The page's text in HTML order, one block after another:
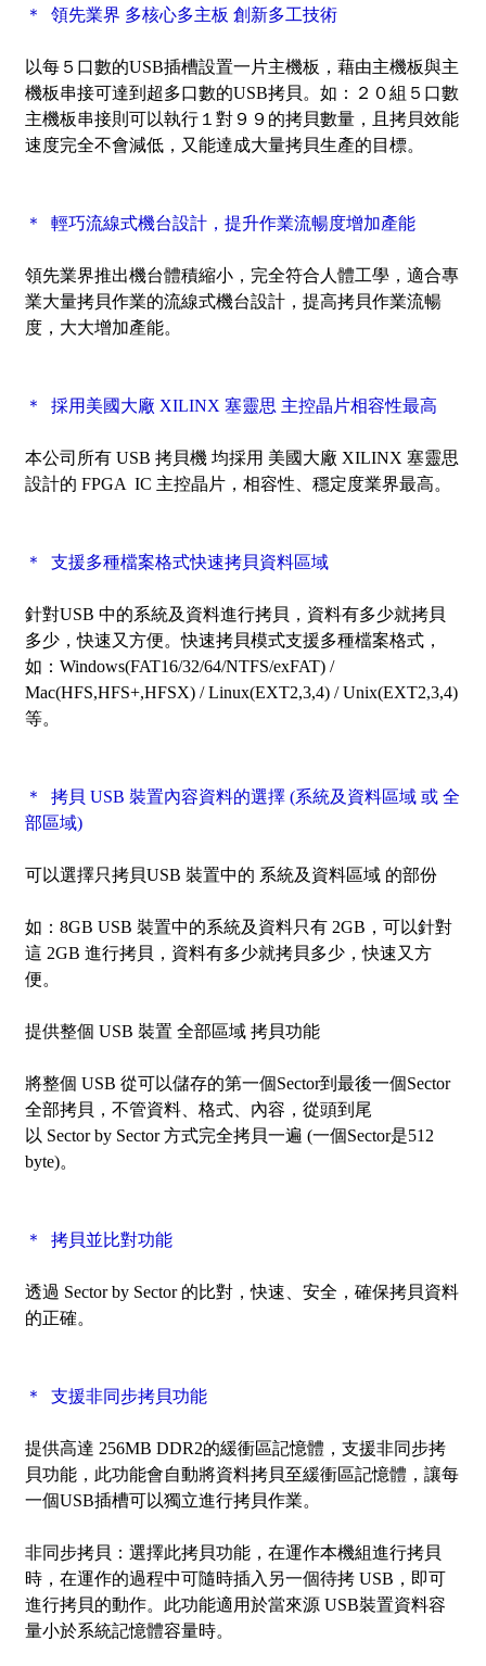
＊ 領先業界 多核心多主板 創新多工技術
以每５口數的USB插槽設置一片主機板，藉由主機板與主
機板串接可達到超多口數的USB拷貝。如：２０組５口數
主機板串接則可以執行１對９９的拷貝數量，且拷貝效能
速度完全不會減低，又能達成大量拷貝生產的目標。
＊ 輕巧流線式機台設計，提升作業流暢度增加產能
領先業界推出機台體積縮小，完全符合人體工學，適合專
業大量拷貝作業的流線式機台設計，提高拷貝作業流暢
度，大大增加產能。
＊ 採用美國大廠 XILINX 塞靈思 主控晶片相容性最高
本公司所有 USB 拷貝機 均採用 美國大廠 XILINX 塞靈思
設計的 FPGA IC 主控晶片，相容性、穩定度業界最高。
＊ 支援多種檔案格式快速拷貝資料區域
針對USB 中的系統及資料進行拷貝，資料有多少就拷貝
多少，快速又方便。快速拷貝模式支援多種檔案格式，
如：Windows(FAT16/32/64/NTFS/exFAT) /
Mac(HFS,HFS+,HFSX) / Linux(EXT2,3,4) / Unix(EXT2,3,4)
等。
＊ 拷貝 USB 裝置內容資料的選擇 (系統及資料區域 或 全
部區域)
可以選擇只拷貝USB 裝置中的 系統及資料區域的部份
如：8GB USB 裝置中的系統及資料只有 2GB，可以針對
這 2GB 進行拷貝，資料有多少就拷貝多少，快速又方
便。
提供整個 USB 裝置 全部區域拷貝功能
將整個 USB 從可以儲存的第一個Sector到最後一個Sector
全部拷貝，不管資料、格式、內容，從頭到尾
以 Sector by Sector方式完全拷貝一遍 (一個Sector是512
byte)。
＊ 拷貝並比對功能
透過 Sector by Sector 的比對，快速、安全，確保拷貝資料
的正確。
＊ 支援非同步拷貝功能
提供高達 256MB DDR2的緩衝區記憶體，支援非同步拷
貝功能，此功能會自動將資料拷貝至緩衝區記憶體，讓每
一個USB插槽可以獨立進行拷貝作業。
非同步拷貝：選擇此拷貝功能，在運作本機組進行拷貝
時，在運作的過程中可隨時插入另一個待拷 USB，即可
進行拷貝的動作。此功能適用於當來源 USB裝置資料容
量小於系統記憶體容量時。